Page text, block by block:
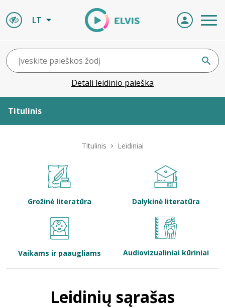
LT
Detali leidinio paieška
Titulinis
Bibliotekoms
Titulinis Leidiniai
Grožinė literatūra Dalykinė literatūra
Vaikams ir paaugliams Audiovizualiniai kūriniai
Leidinių sąrašas